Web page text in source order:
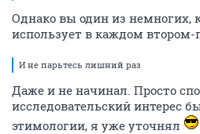
Однако вы один из немногих,
использует в каждом втором-
И не парьтесь лишний раз
Даже и не начинал. Просто
исследовательский интерес
этимологии, я уже уточнял